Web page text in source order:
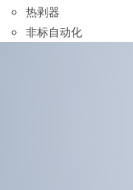
热剥器
非标自动化